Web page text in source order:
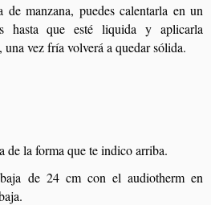
manzana, puedes calentarla en un
hasta que esté liquida y aplicarla
una vez fría volverá a quedar sólida.
de la forma que te indico arriba.
de 24 cm con el audiotherm en